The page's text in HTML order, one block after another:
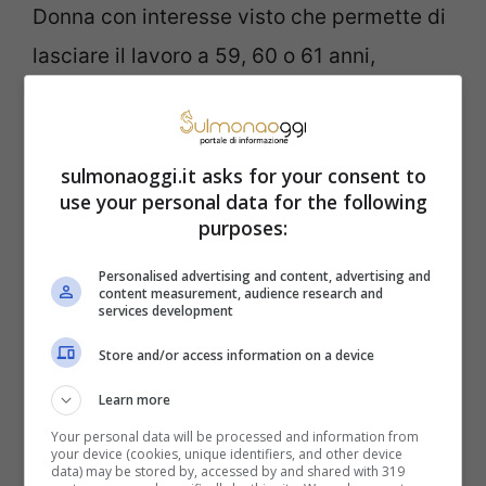
Donna con interesse visto che permette di
lasciare il lavoro a 59, 60 o 61 anni,
anni. L’età di uscita per la pensione di
vecchiaia anticipata con invalidità
pensionabile non cambia in base ai figli
pensionamento a 59 anni solo per chi ha
solo figlio ed a 61 anni senza figli. La
misura con invalidità pensionabile non
varia invece se non per l’età minima che
sulmonaoggi.it asks for your consent to
use your personal data for the following
purposes:
Personalised advertising and content, advertising and
content measurement, audience research and
services development
Store and/or access information on a device
Learn more
Your personal data will be processed and information from
your device (cookies, unique identifiers, and other device
data) may be stored by, accessed by and shared with 319